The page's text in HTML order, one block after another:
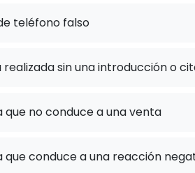
teléfono falso
realizada sin una introducción o
que no conduce a una venta
que conduce a una reacción